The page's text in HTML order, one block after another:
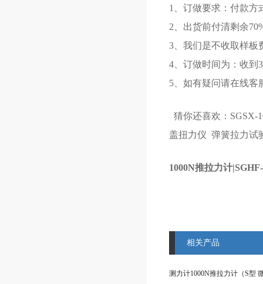
1、订做要求：付款方
2、出货前付清剩余
3、我们是不收取样板
4、订做时间为：收到
5、如有疑问请在线客
猜你还喜欢： SGSX-
盖扭力仪 弹簧拉力试
1000N推拉力计
相关产品